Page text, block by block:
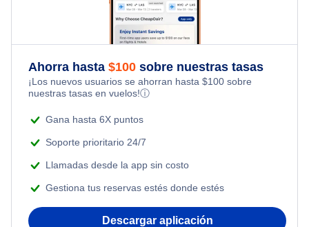
Ahorra hasta $100 sobre nuestras tasas
¡Los nuevos usuarios se ahorran hasta $100 sobre
nuestras tasas en vuelos!ⓘ
Gana hasta 6X puntos
Soporte prioritario 24/7
Llamadas desde la app sin costo
Gestiona tus reservas estés donde estés
Descargar aplicación